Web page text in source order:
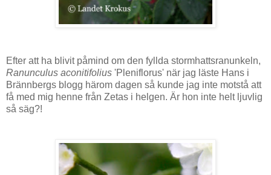
Efter att ha blivit påmind om den fyllda stormhattsranunkeln,
Ranunculus aconitifolius 'Pleniflorus' när jag läste Hans i
Brännbergs blogg härom dagen så kunde jag inte motstå att
få med mig henne från Zetas i helgen. Är hon inte helt ljuvlig
så säg?!